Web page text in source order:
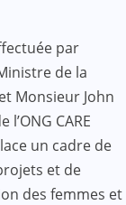
par
de la
Monsieur John
CARE
un cadre de
et de
des femmes et